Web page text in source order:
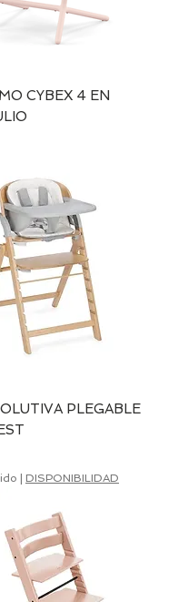
CYBEX 4 EN
PLEGABLE
DISPONIBILIDAD